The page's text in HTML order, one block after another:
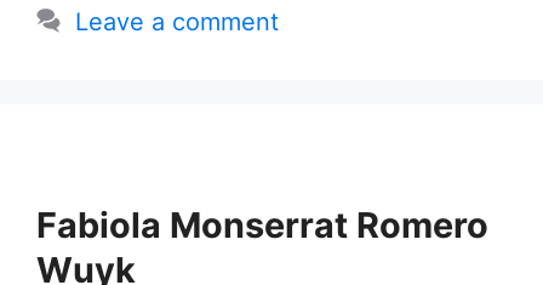
Leave a comment
Fabiola Monserrat Romero
Wuyk